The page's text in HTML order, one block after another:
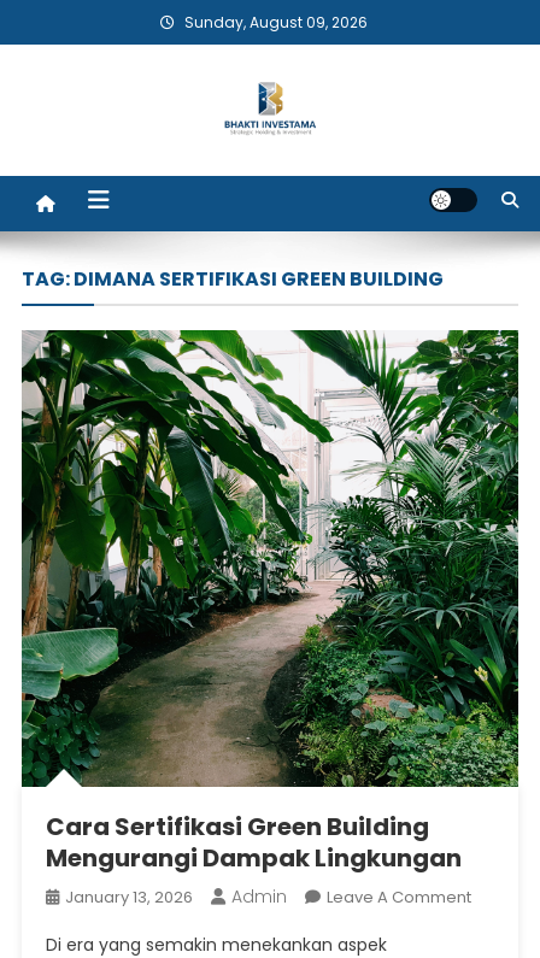
to
Sunday, August 09, 2026
Bhakti Investama
TAG:DIMANA SERTIFIKASI GREEN BUILDING
Cara Sertifikasi Green Building
Mengurangi Dampak Lingkungan
January 13, 2026 Admin Leave A CommentOn
Di era yang semakin menekankan aspek